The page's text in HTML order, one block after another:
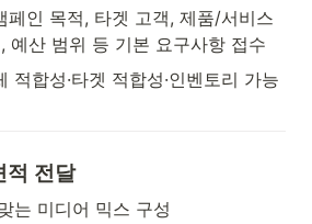
페인 목적, 타겟 고객, 제품/서비스
예산 범위 등 기본 요구사항 접수
적합성·타겟 적합성·인벤토리 가능
적 전달
는 미디어 믹스 구성